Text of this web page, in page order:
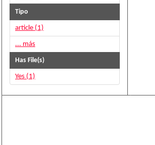
Tipo
article (1)
... más
Has File(s)
Yes (1)